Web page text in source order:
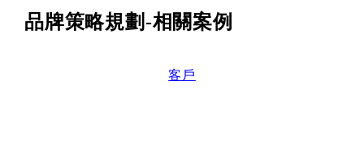
品牌策略規劃-相關案例
客戶